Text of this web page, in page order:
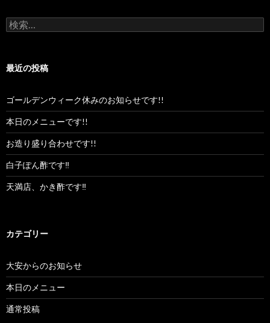
検
索:
最近の投稿
ゴールデンウィーク休みのお知らせです!!
本日のメニューです!!
お造り盛り合わせです!!
白子ぽん酢です‼︎
天満店、かき酢です‼︎
カテゴリー
大安からのお知らせ
本日のメニュー
通常投稿